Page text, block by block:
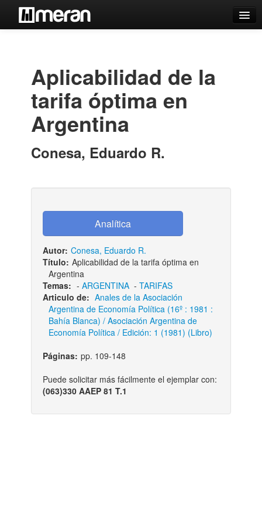
Estantes Virtuales
Contacto
Aplicabilidad de la
tarifa óptima en
Argentina
Conesa, Eduardo R.
Autor: Conesa, Eduardo R.
Título: Aplicabilidad de la tarifa óptima en
Argentina
Temas: - ARGENTINA- TARIFAS
Articulo de: Anales de la Asociación
Argentina de Economía Política (16º : 1981 :
Bahía Blanca) / Asociación Argentina de
Economía Política / Edición: 1 (1981) (Libro)
Páginas: pp. 109-148
Puede solicitar más fácilmente el ejemplar con:
(063)330 AAEP 81 T.1